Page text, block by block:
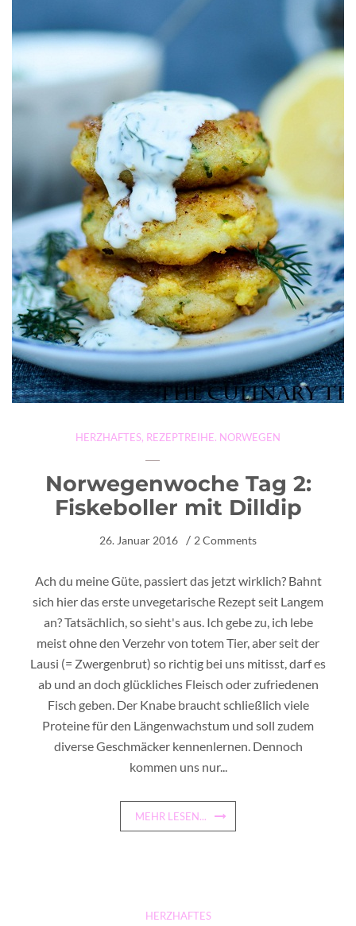
HERZHAFTES, REZEPTREIHE. NORWEGEN
Norwegenwoche Tag 2:
Fiskeboller mit Dilldip
26. Januar 2016 2 Comments
Ach du meine Güte, passiert das jetzt wirklich? Bahnt
sich hier das erste unvegetarische Rezept seit Langem
an? Tatsächlich, so sieht's aus. Ich gebe zu, ich lebe
meist ohne den Verzehr von totem Tier, aber seit der
Lausi (= Zwergenbrut) so richtig bei uns mitisst, darf es
ab und an doch glückliches Fleisch oder zufriedenen
Fisch geben. Der Knabe braucht schließlich viele
Proteine für den Längenwachstum und soll zudem
diverse Geschmäcker kennenlernen. Dennoch
kommen uns nur...
MEHR LESEN...
HERZHAFTES